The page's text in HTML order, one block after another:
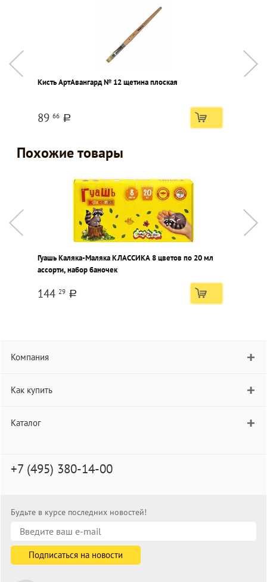
Кисть АртАвангард № 12 щетина плоская
89 66 a
Похожие товары
Гуашь Каляка-Маляка КЛАССИКА 8 цветов по 20 мл
ассорти, набор баночек
144 29 a
Компания
Как купить
Каталог
+7 (495) 380-14-00
Будьте в курсе последних новостей!